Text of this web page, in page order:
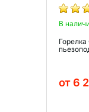
В
от 6